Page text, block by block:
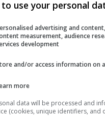
to use your personal
advertising and
measurement, audience
development
and/or access information on
more
data will be processed and
(cookies, unique identifiers, and